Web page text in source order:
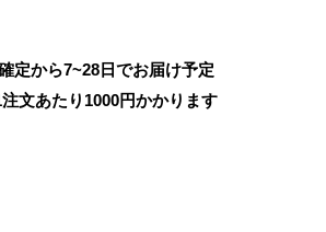
定から7~28日でお届け予定
文あたり 1000円かかります